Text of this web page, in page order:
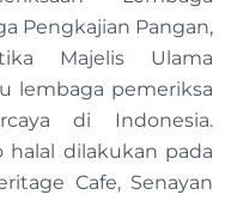
Pengkajian Pangan,
Majelis Ulama
lembaga pemeriksa
di Indonesia.
halal dilakukan pada
Cafe, Senayan